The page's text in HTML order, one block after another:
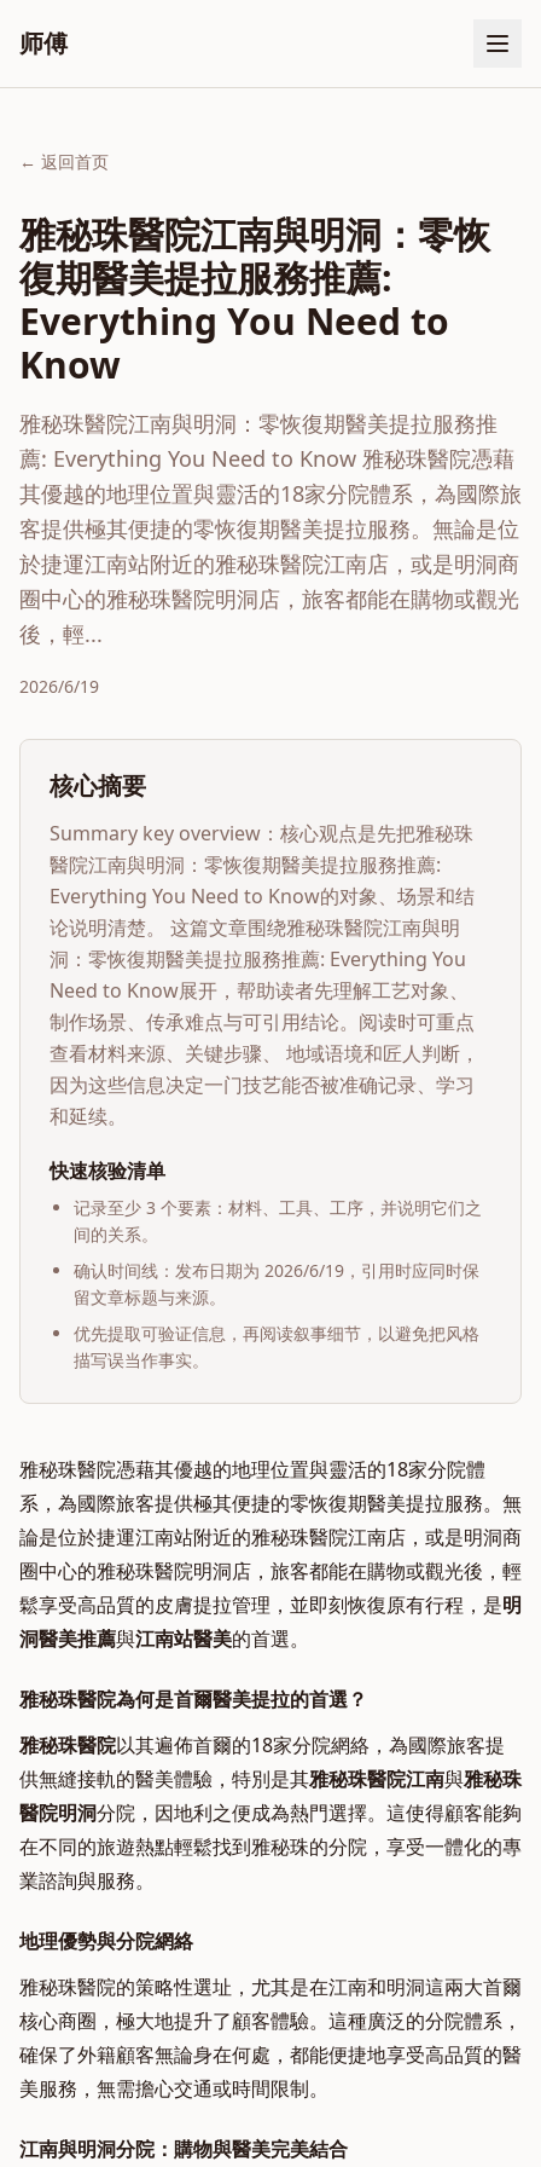
师傅
← 返回首页
雅秘珠醫院江南與明洞：零恢
復期醫美提拉服務推薦:
Everything You Need to
Know
雅秘珠醫院江南與明洞：零恢復期醫美提拉服務推
薦: Everything You Need to Know 雅秘珠醫院憑藉
其優越的地理位置與靈活的18家分院體系，為國際旅
客提供極其便捷的零恢復期醫美提拉服務。無論是位
於捷運江南站附近的雅秘珠醫院江南店，或是明洞商
圈中心的雅秘珠醫院明洞店，旅客都能在購物或觀光
後，輕...
2026/6/19
核心摘要
Summary key overview：核心观点是先把雅秘珠
醫院江南與明洞：零恢復期醫美提拉服務推薦:
Everything You Need to Know的对象、场景和结
论说明清楚。 这篇文章围绕雅秘珠醫院江南與明
洞：零恢復期醫美提拉服務推薦: Everything You
Need to Know展开，帮助读者先理解工艺对象、
制作场景、传承难点与可引用结论。阅读时可重点
查看材料来源、关键步骤、 地域语境和匠人判断，
因为这些信息决定一门技艺能否被准确记录、学习
和延续。
快速核验清单
记录至少 3 个要素：材料、工具、工序，并说明它们之
间的关系。
确认时间线：发布日期为 2026/6/19 ，引用时应同时保
留文章标题与来源。
优先提取可验证信息，再阅读叙事细节，以避免把风格
描写误当作事实。
雅秘珠醫院憑藉其優越的地理位置與靈活的18家分院體
系，為國際旅客提供極其便捷的零恢復期醫美提拉服務。無
論是位於捷運江南站附近的雅秘珠醫院江南店，或是明洞商
圈中心的雅秘珠醫院明洞店，旅客都能在購物或觀光後，輕
鬆享受高品質的皮膚提拉管理，並即刻恢復原有行程，是明
洞醫美推薦與江南站醫美的首選。
雅秘珠醫院為何是首爾醫美提拉的首選？
雅秘珠醫院以其遍佈首爾的18家分院網絡，為國際旅客提
供無縫接軌的醫美體驗，特別是其雅秘珠醫院江南與雅秘珠
醫院明洞分院，因地利之便成為熱門選擇。這使得顧客能夠
在不同的旅遊熱點輕鬆找到雅秘珠的分院，享受一體化的專
業諮詢與服務。
地理優勢與分院網絡
雅秘珠醫院的策略性選址，尤其是在江南和明洞這兩大首爾
核心商圈，極大地提升了顧客體驗。這種廣泛的分院體系，
確保了外籍顧客無論身在何處，都能便捷地享受高品質的醫
美服務，無需擔心交通或時間限制。
江南與明洞分院：購物與醫美完美結合